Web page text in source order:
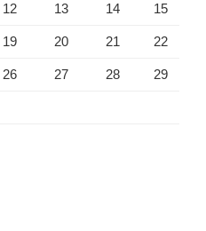
12 13 14 15
19 20 21 22
26 27 28 29